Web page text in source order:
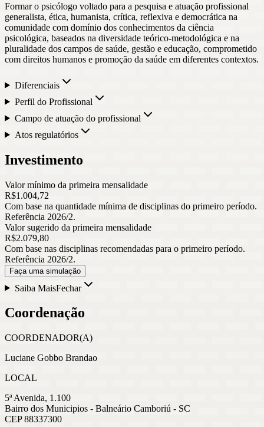
Formar o psicólogo voltado para a pesquisa e atuação profissional
generalista, ética, humanista, crítica, reflexiva e democrática na
comunidade com domínio dos conhecimentos da ciência
psicológica, baseados na diversidade teórico-metodológica e na
pluralidade dos campos de saúde, gestão e educação, comprometido
com direitos humanos e promoção da saúde em diferentes contextos.
Diferenciais
Perfil do Profissional
Campo de atuação do profissional
Atos regulatórios
Investimento
Valor mínimo da primeira mensalidade
R$1.004,72
Com base na quantidade mínima de disciplinas do primeiro período.
Referência 2026/2.
Valor sugerido da primeira mensalidade
R$2.079,80
Com base nas disciplinas recomendadas para o primeiro período.
Referência 2026/2.
Faça uma simulação
Saiba MaisFechar
Coordenação
COORDENADOR(A)
Luciane Gobbo Brandao
LOCAL
5ª Avenida, 1.100
Bairro dos Municipios - Balneário Camboriú - SC
CEP 88337300